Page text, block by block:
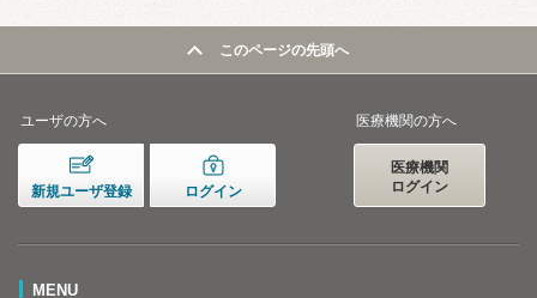
このページの先頭へ
ユーザの方へ
新規ユーザ登録 ログイン
医療機関の方へ
医療機関
ログイン
MENU